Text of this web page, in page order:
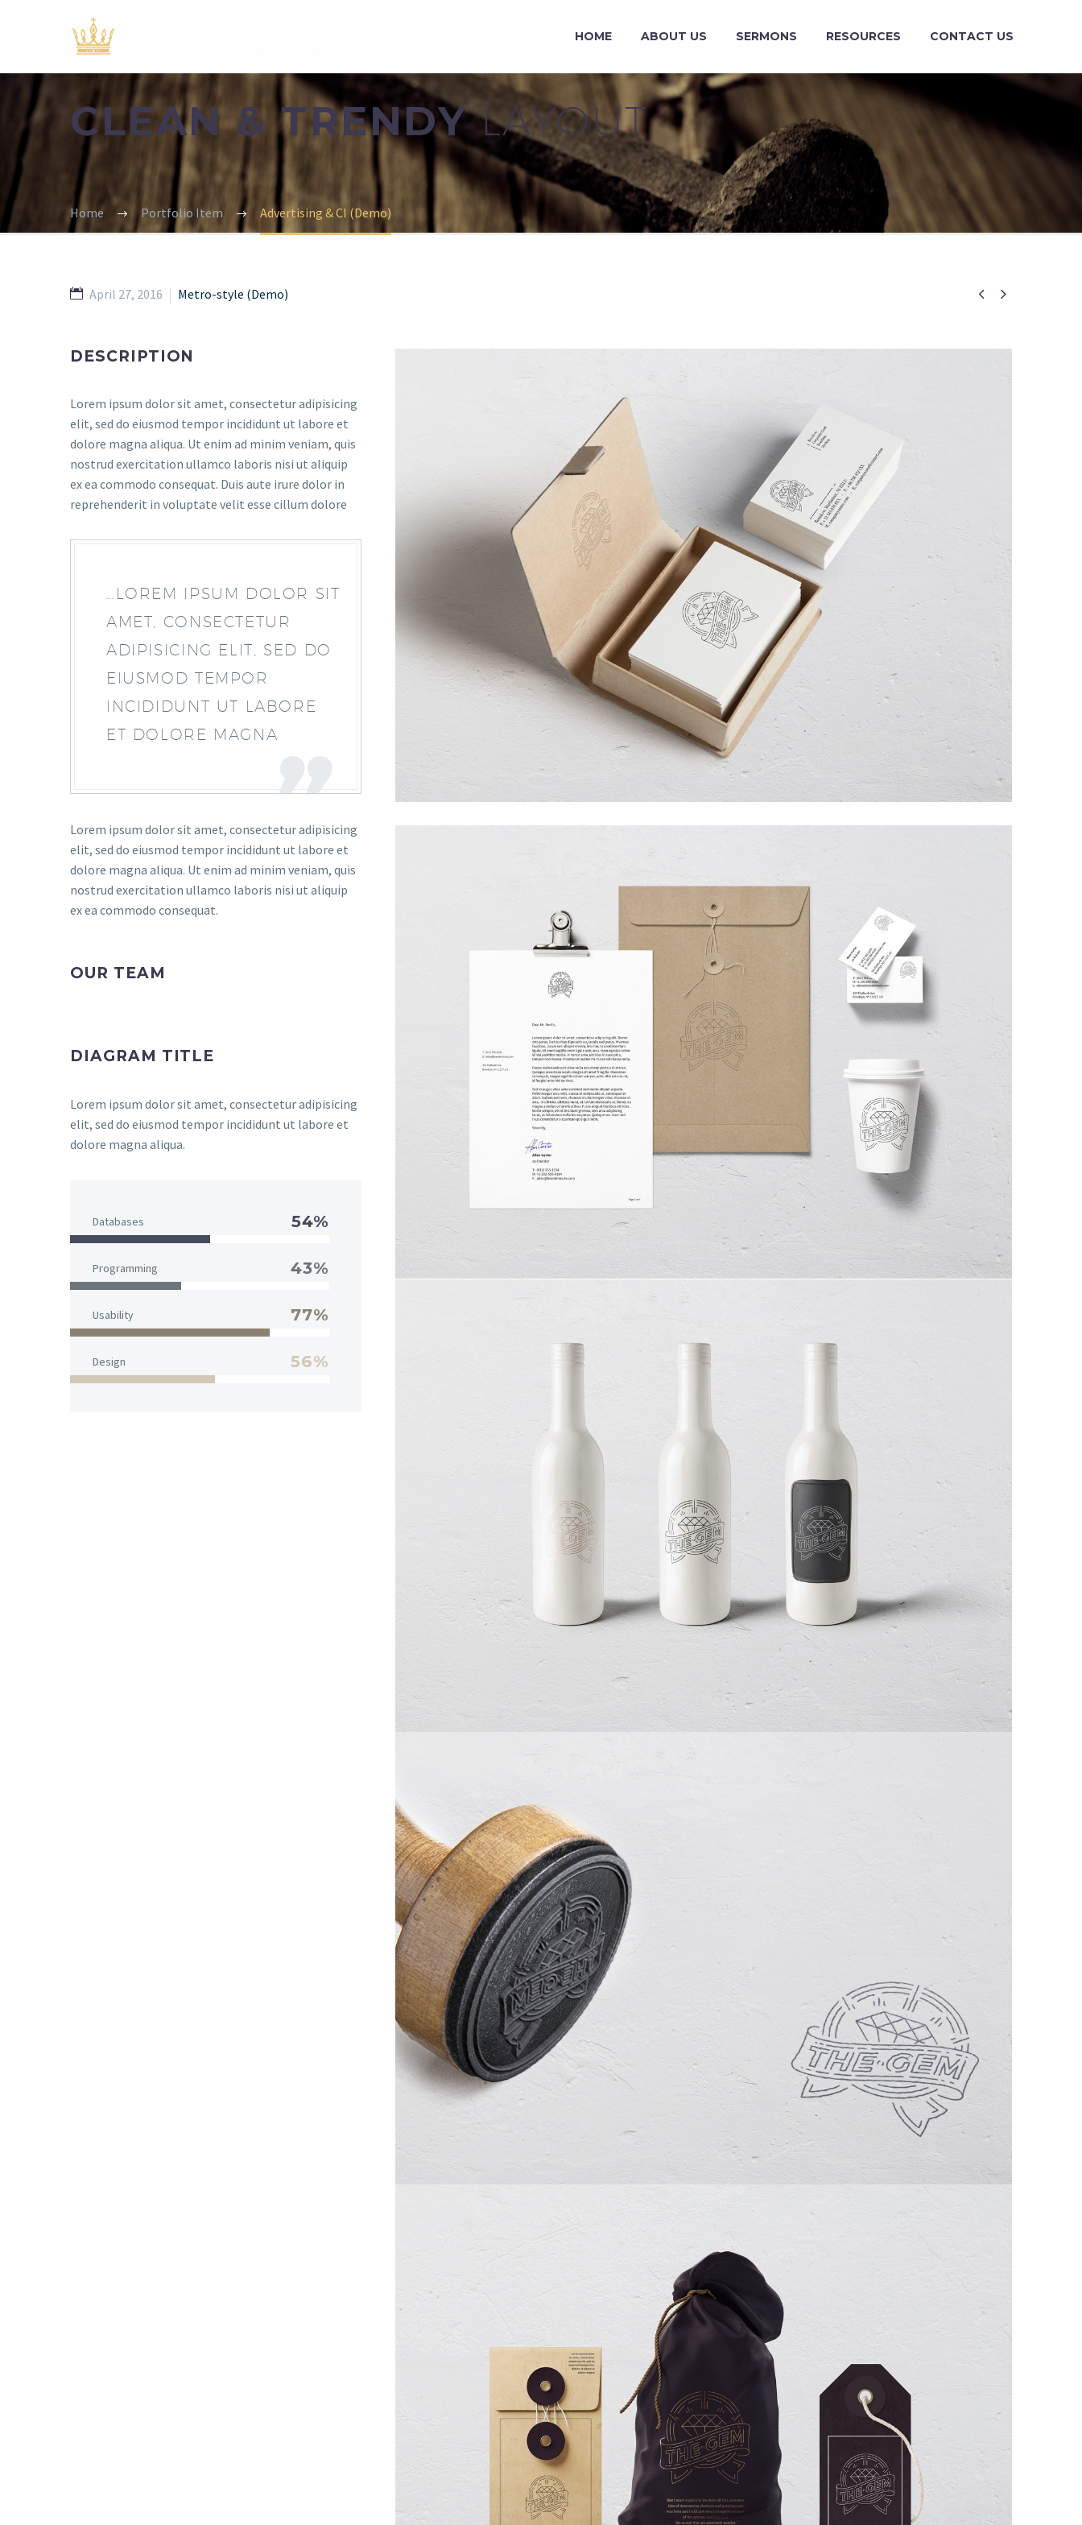
HOME ABOUT US SERMONS RESOURCES CONTACT US
CLEAN & TRENDYLAYOUT
Home Portfolio Item Advertising & CI (Demo)
 
April 27, 2016 Metro-style (Demo)
DESCRIPTION
Lorem ipsum dolor sit amet, consectetur adipisicing
elit, sed do eiusmod tempor incididunt ut labore et
dolore magna aliqua. Ut enim ad minim veniam, quis
nostrud exercitation ullamco laboris nisi ut aliquip
ex ea commodo consequat. Duis aute irure dolor in
reprehenderit in voluptate velit esse cillum dolore
…LOREM IPSUM DOLOR SIT
AMET, CONSECTETUR
ADIPISICING ELIT, SED DO
EIUSMOD TEMPOR
INCIDIDUNT UT LABORE
ET DOLORE MAGNA
Lorem ipsum dolor sit amet, consectetur adipisicing
elit, sed do eiusmod tempor incididunt ut labore et
dolore magna aliqua. Ut enim ad minim veniam, quis
nostrud exercitation ullamco laboris nisi ut aliquip
ex ea commodo consequat.
OUR TEAM
DIAGRAM TITLE
Lorem ipsum dolor sit amet, consectetur adipisicing
elit, sed do eiusmod tempor incididunt ut labore et
dolore magna aliqua.
Databases 54%
Programming 43%
Usability 77%
Design 56%